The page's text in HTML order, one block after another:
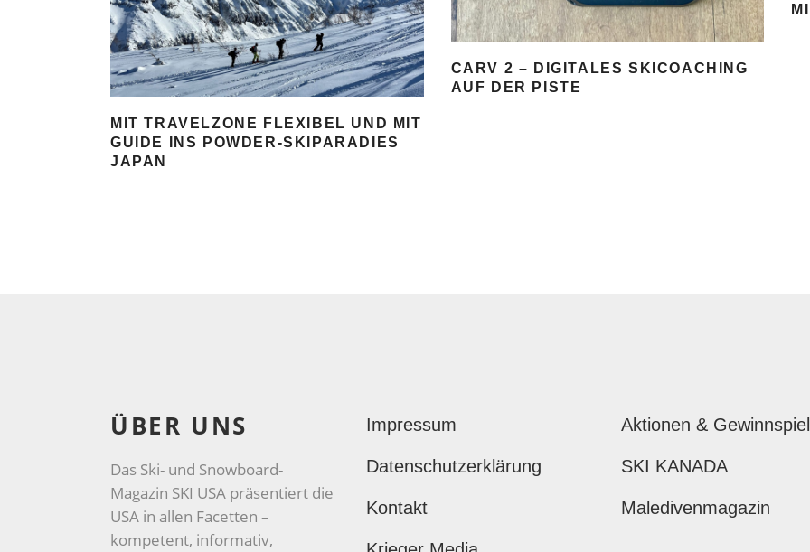
MIT TRAVELZONE FLEXIBEL UND MIT
GUIDE INS POWDER-SKIPARADIES
JAPAN
CARV 2 – DIGITALES SKICOACHING
AUF DER PISTE
ÜBER UNS
Das Ski- und Snowboard-
Magazin SKI USA präsentiert die
USA in allen Facetten –
kompetent, informativ,
Impressum
Datenschutzerklärung
Kontakt
Aktionen &
SKI KANADA
Maledivenmagazin